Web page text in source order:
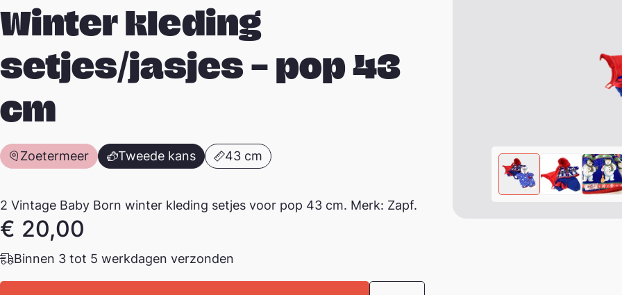
Winter kleding
setjes/jasjes – pop 43
cm
Zoetermeer Tweede kans 43 cm
2 Vintage Baby Born winter kleding setjes voor pop 43 cm. Merk: Zapf.
€ 20,00
Binnen 3 tot 5 werkdagen verzonden